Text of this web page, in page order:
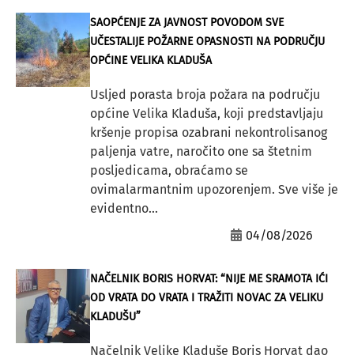
SAOPĆENJE ZA JAVNOST POVODOM SVE
UČESTALIJE POŽARNE OPASNOSTI NA PODRUČJU
OPĆINE VELIKA KLADUŠA
Usljed porasta broja požara na području
općine Velika Kladuša, koji predstavljaju
kršenje propisa ozabrani nekontrolisanog
paljenja vatre, naročito one sa štetnim
posljedicama, obraćamo se
ovimalarmantnim upozorenjem. Sve više je
evidentno...
04/08/2026
NAČELNIK BORIS HORVAT: “NIJE ME SRAMOTA IĆI
OD VRATA DO VRATA I TRAŽITI NOVAC ZA VELIKU
KLADUŠU”
Načelnik Velike Kladuše Boris Horvat dao